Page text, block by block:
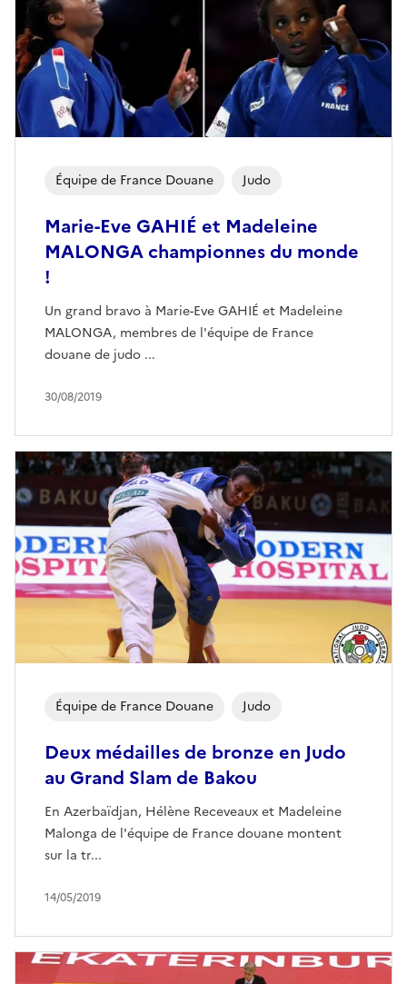
Équipe de France Douane Judo
30/08/2019
Marie-Eve GAHIÉ et Madeleine
MALONGA championnes du monde
!
Un grand bravo à Marie-Eve GAHIÉ et Madeleine
MALONGA, membres de l'équipe de France
douane de judo ...
Équipe de France Douane Judo
14/05/2019
Deux médailles de bronze en Judo
au Grand Slam de Bakou
En Azerbaïdjan, Hélène Receveaux et Madeleine
Malonga de l'équipe de France douane montent
sur la tr...